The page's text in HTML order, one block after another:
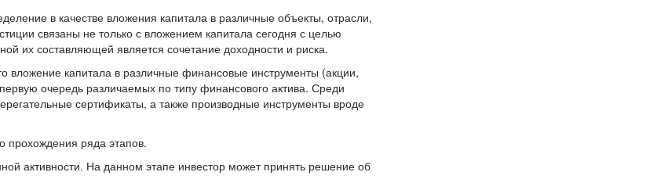
в качестве вложения капитала в различные объекты, отрасли,
связаны не только с вложением капитала сегодня с целью
их составляющей является сочетание доходности и риска.
вложение капитала в различные финансовые инструменты (акции,
очередь различаемых по типу финансового актива. Среди
сертификаты, а также производные инструменты вроде
прохождения ряда этапов.
активности. На данном этапе инвестор может принять решение об